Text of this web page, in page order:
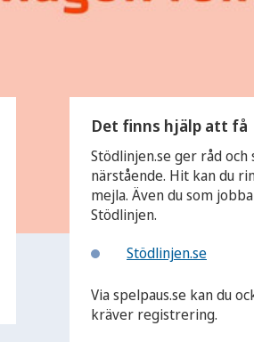
Det finns hjälp att få
Stödlinjen.se ger råd
närstående. Hit kan du
mejla. Även du som
Stödlinjen.
Stödlinjen.se
Via spelpaus.se kan du
kräver registrering.